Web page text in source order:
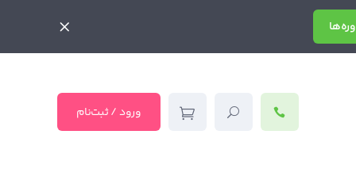
ورود / ثبت‌نام